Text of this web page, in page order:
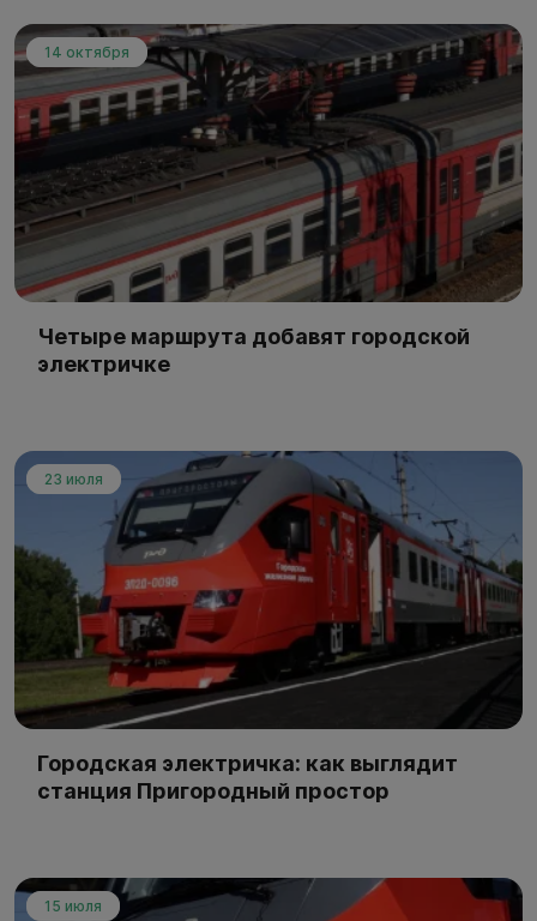
14 октября
Четыре маршрута добавят городской
электричке
23 июля
Городская электричка: как выглядит
станция Пригородный простор
15 июля